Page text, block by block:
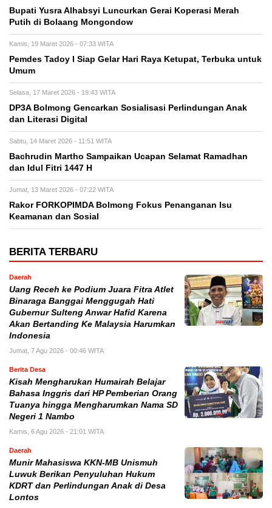
Bupati Yusra Alhabsyi Luncurkan Gerai Koperasi Merah
Putih di Bolaang Mongondow
Kamis, 19 Maret 2026 - 07:33 WITA
Pemdes Tadoy I Siap Gelar Hari Raya Ketupat, Terbuka untuk
Umum
Selasa, 17 Maret 2026 - 19:43 WITA
DP3A Bolmong Gencarkan Sosialisasi Perlindungan Anak
dan Literasi Digital
Sabtu, 14 Maret 2026 - 11:51 WITA
Bachrudin Martho Sampaikan Ucapan Selamat Ramadhan
dan Idul Fitri 1447 H
Jumat, 13 Maret 2026 - 07:22 WITA
Rakor FORKOPIMDA Bolmong Fokus Penanganan Isu
Keamanan dan Sosial
BERITA TERBARU
Daerah
Uang Receh ke Podium Juara Fitra Atlet
Binaraga Banggai Menggugah Hati
Gubernur Sulteng Anwar Hafid Karena
Akan Bertanding Ke Malaysia Harumkan
Indonesia
Jumat, 7 Agu 2026 - 00:46 WITA
Berita Desa
Kisah Mengharukan Humairah Belajar
Bahasa Inggris dari HP Pemberian Orang
Tuanya hingga Mengharumkan Nama SD
Negeri 1 Nambo
Kamis, 6 Agu 2026 - 21:01 WITA
Daerah
Munir Mahasiswa KKN-MB Unismuh
Luwuk Berikan Penyuluhan Hukum
KDRT dan Perlindungan Anak di Desa
Lontos